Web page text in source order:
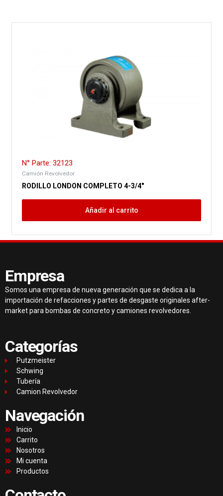
N° Parte: 32123
Camión Revolvedor
RODILLO LONDON COMPLETO 4-3/4″
Añadir al carrito
Empresa
Somos una empresa de nueva generación que se dedica a la
importación de refacciones y partes de desgaste originales after-
market para bombas de concreto y camiones revolvedores.
Categorías
Putzmeister
Schwing
Tubería
Camion Revolvedor
Navegación
Inicio
Carrito
Nosotros
Mi cuenta
Productos